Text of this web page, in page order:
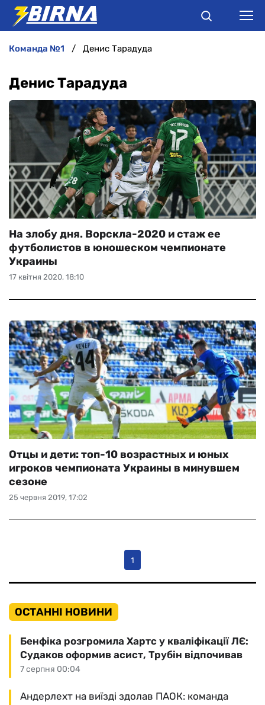
ІНТЕРВ'Ю
РІЗНЕ
БУКМЕКЕРИ
команда №1 Денис Тарадуда
Денис Тарадуда
17 квітня 2020, 18:10
На злобу дня. Ворскла-2020 и стаж ее
футболистов в юношеском чемпионате
Украины
25 червня 2019, 17:02
Отцы и дети: топ-10 возрастных и юных
игроков чемпионата Украины в минувшем
сезоне
1
ОСТАННІ НОВИНИ
7 серпня 00:04
Бенфіка розгромила Хартс у кваліфікації ЛЄ:
Судаков оформив асист, Трубін відпочивав
Андерлехт на виїзді здолав ПАОК: команда